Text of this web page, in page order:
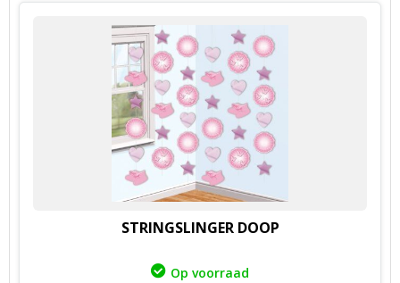
STRINGSLINGER DOOP
Op voorraad